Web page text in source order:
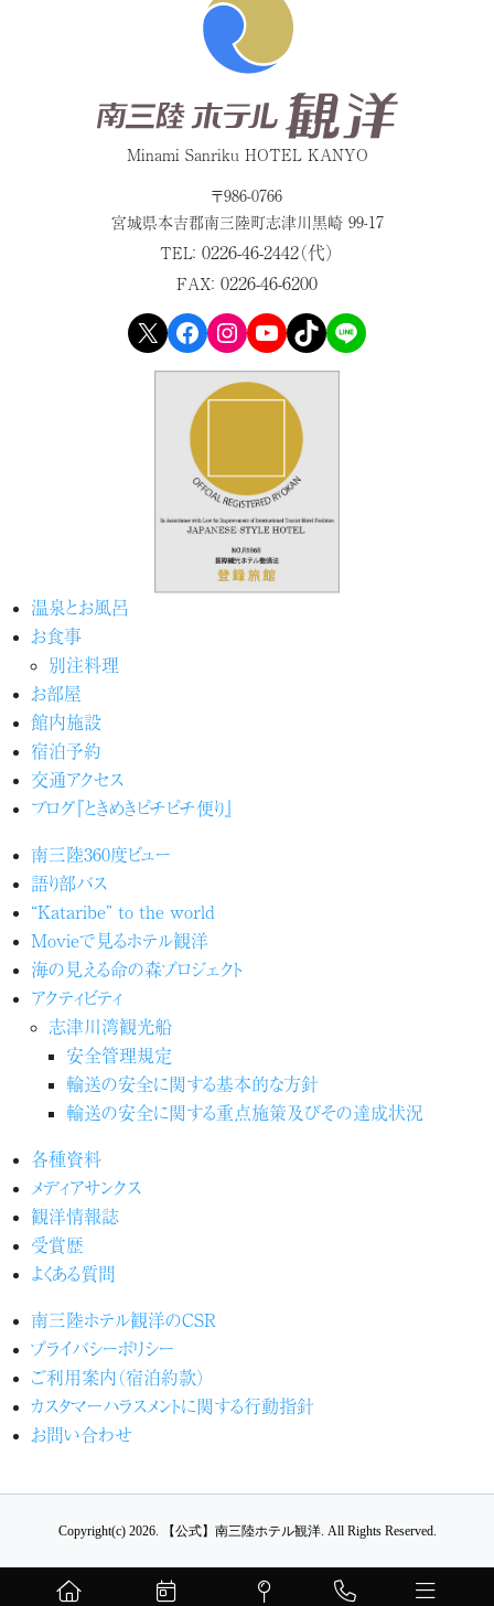
Minami Sanriku HOTEL KANYO
〒986-0766
宮城県本吉郡南三陸町志津川黒崎 99-17
TEL： 0226-46-2442（代）
FAX： 0226-46-6200
X Facebook Instagram YouTube TikTok LINE
温泉とお風呂
お食事
別注料理
お部屋
館内施設
宿泊予約
交通アクセス
ブログ『ときめきピチピチ便り』
南三陸360度ビュー
語り部バス
“Kataribe” to the world
Movieで見るホテル観洋
海の見える命の森プロジェクト
アクティビティ
志津川湾観光船
安全管理規定
輸送の安全に関する基本的な方針
輸送の安全に関する重点施策及びその達成状況
各種資料
メディアサンクス
観洋情報誌
受賞歴
よくある質問
南三陸ホテル観洋のCSR
プライバシーポリシー
ご利用案内（宿泊約款）
カスタマーハラスメントに関する行動指針
お問い合わせ
Copyright(c) 2026. 【公式】南三陸ホテル観洋. All Rights Reserved.